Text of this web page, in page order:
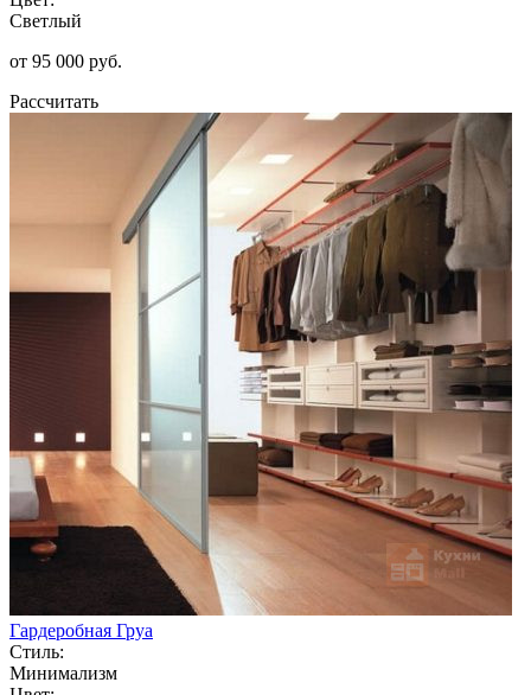
Светлый
от 95 000 руб.
Рассчитать
Гардеробная Груа
Стиль:
Минимализм